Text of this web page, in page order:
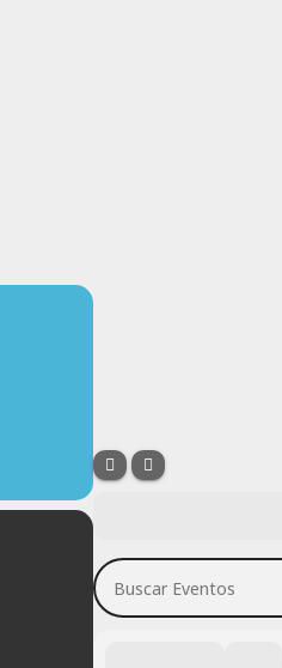
Buscar Eventos